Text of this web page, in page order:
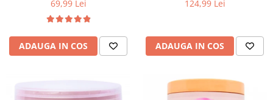
69,99 Lei
ADAUGA IN COS
124,99 Lei
ADAUGA IN COS